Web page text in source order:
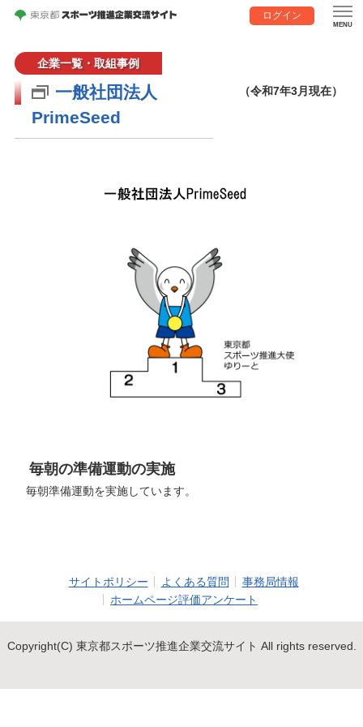
ログイン
企業一覧・取組事例
一般社団法人
PrimeSeed
（令和7年3月現在）
毎朝の準備運動の実施
毎朝準備運動を実施しています。
サイトポリシー よくある質問
事務局情報
ホームページ評価アンケート
Copyright(C) 東京都スポーツ推進企業交流サイト All rights reserved.